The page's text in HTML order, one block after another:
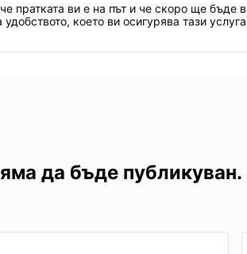
пратката ви е на път и че скоро ще бъде
което ви осигурява тази
да бъде